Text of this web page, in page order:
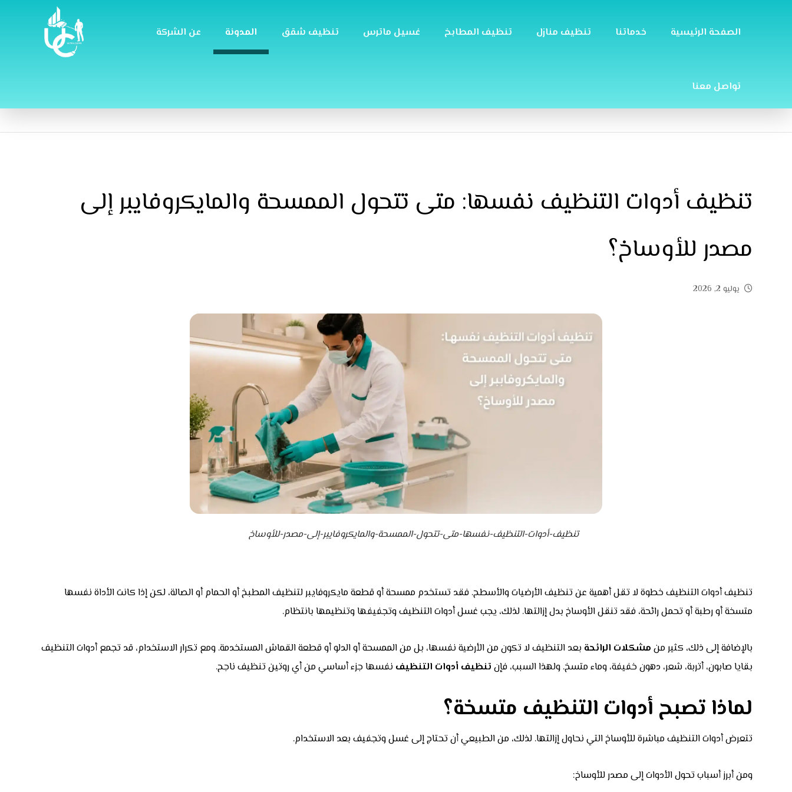
الصفحة الرئيسية خدماتنا تنظيف منازل تنظيف المطابخ غسيل ماترس تنظيف شقق المدونة عن الشركة
تواصل معنا
تنظيف أدوات التنظيف نفسها: متى تتحول الممسحة والمايكروفايبر إلى
مصدر للأوساخ؟
يوليو 2, 2026
تنظيف-أدوات-التنظيف-نفسها-متى-تتحول-الممسحة-والمايكروفايبر-إلى-مصدر-للأوساخ
تنظيف أدوات التنظيف خطوة لا تقل أهمية عن تنظيف الأرضيات والأسطح. فقد تستخدم ممسحة أو قطعة مايكروفايبر لتنظيف المطبخ أو الحمام أو الصالة، لكن إذا كانت الأداة نفسها
متسخة أو رطبة أو تحمل رائحة، فقد تنقل الأوساخ بدل إزالتها. لذلك، يجب غسل أدوات التنظيف وتجفيفها وتنظيمها بانتظام.
بالإضافة إلى ذلك، كثير من مشكلات الرائحة بعد التنظيف لا تكون من الأرضية نفسها، بل من الممسحة أو الدلو أو قطعة القماش المستخدمة. ومع تكرار الاستخدام، قد تجمع أدوات التنظيف
بقايا صابون، أتربة، شعر، دهون خفيفة، وماء متسخ. ولهذا السبب، فإن تنظيف أدوات التنظيف نفسها جزء أساسي من أي روتين تنظيف ناجح.
لماذا تصبح أدوات التنظيف متسخة؟
تتعرض أدوات التنظيف مباشرة للأوساخ التي نحاول إزالتها. لذلك، من الطبيعي أن تحتاج إلى غسل وتجفيف بعد الاستخدام.
ومن أبرز أسباب تحول الأدوات إلى مصدر للأوساخ: